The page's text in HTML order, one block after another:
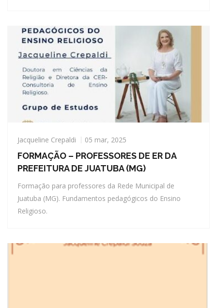
Jacqueline Crepaldi 05 mar, 2025
FORMAÇÃO – PROFESSORES DE ER DA
PREFEITURA DE JUATUBA (MG)
Formação para professores da Rede Municipal de
Juatuba (MG). Fundamentos pedagógicos do Ensino
Religioso.